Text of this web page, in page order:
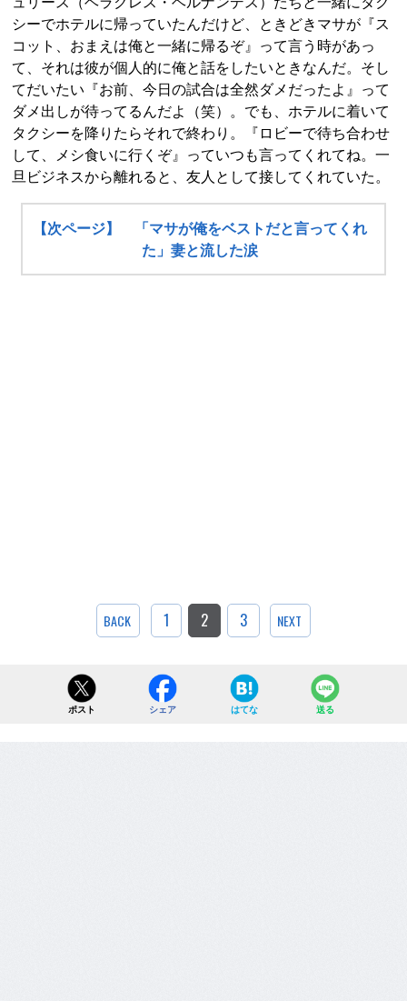
シーでホテルに帰っていたんだけど、ときどきマサが『ス
コット、おまえは俺と一緒に帰るぞ』って言う時があっ
て、それは彼が個人的に俺と話をしたいときなんだ。そし
てだいたい『お前、今日の試合は全然ダメだったよ』って
ダメ出しが待ってるんだよ（笑）。でも、ホテルに着いて
タクシーを降りたらそれで終わり。『ロビーで待ち合わせ
して、メシ食いに行くぞ』っていつも言ってくれてね。一
旦ビジネスから離れると、友人として接してくれていた。
【次ページ】 「マサが俺をベストだと言ってくれ
た」妻と流した涙
BACK 1 2 3 NEXT
ポスト シェア はてな 送る